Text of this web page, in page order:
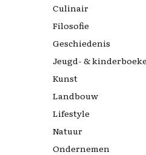
Culinair
Filosofie
Geschiedenis
Archeologie
Tweede
Jeugd- &
Nijntjes
Kunst
Landbouw
Lifestyle
Natuur
Vogels
Ondernemen